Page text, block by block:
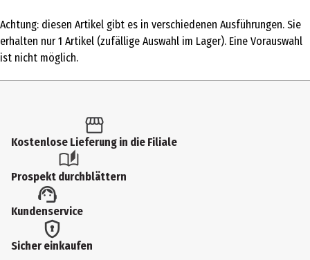
Produkttyp
Gelschreiber
Altersempfehlung ab
2.2 cm
Höhe
1.6 cm
Achtung: diesen Artikel gibt es in verschiedenen Ausführungen. Sie
erhalten nur 1 Artikel (zufällige Auswahl im Lager). Eine Vorauswahl
ist nicht möglich.
Kostenlose Lieferung in die Filiale
Prospekt durchblättern
Kundenservice
Sicher einkaufen